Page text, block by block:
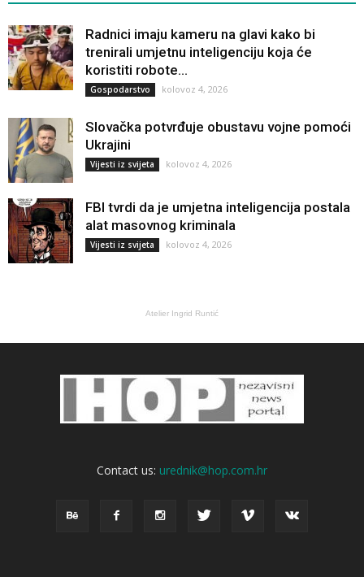
Radnici imaju kameru na glavi kako bi
trenirali umjetnu inteligenciju koja će
koristiti robote...
Gospodarstvo kolovoz 4, 2026
Slovačka potvrđuje obustavu vojne pomoći
Ukrajini
Vijesti iz svijeta kolovoz 4, 2026
FBI tvrdi da je umjetna inteligencija postala
alat masovnog kriminala
Vijesti iz svijeta kolovoz 4, 2026
Atelier Ingrid Runtić
Contact us: urednik@hop.com.hr